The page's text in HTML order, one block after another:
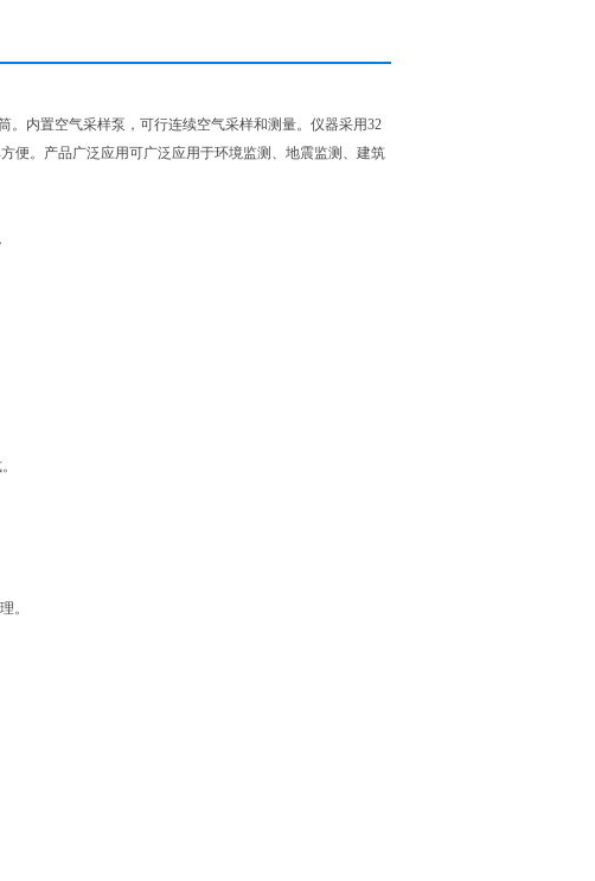
。内置空气采样泵，可行连续空气采样和测量。仪器采用32
便。产品广泛应用可广泛应用于环境监测、地震监测、建筑
。